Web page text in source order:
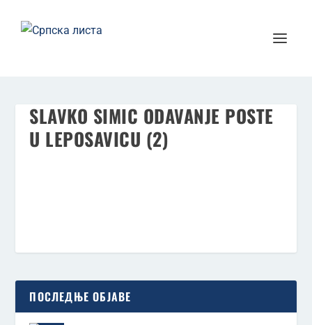
SLAVKO SIMIC ODAVANJE POSTE
U LEPOSAVICU (2)
ПОСЛЕДЊЕ ОБЈАВЕ